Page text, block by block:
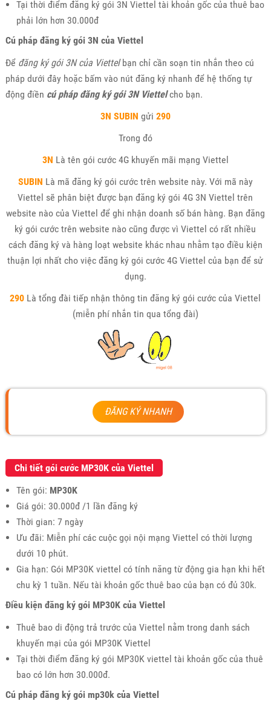
Tại thời điểm đăng ký gói 3N Viettel tài khoản gốc của thuê bao
phải lớn hơn 30.000đ
Cú pháp đăng ký gói 3N của Viettel
Để đăng ký gói 3N của Viettelbạn chỉ cần soạn tin nhắn theo cú
pháp dưới đây hoặc bấm vào nút đăng ký nhanh để hệ thống tự
động điền cú pháp đăng ký gói 3N Viettelcho bạn.
3N SUBIN gửi 290
Trong đó
3N Là tên gói cước 4G khuyến mãi mạng Viettel
SUBIN Là mã đăng ký gói cước trên website này. Với mã này
Viettel sẽ phân biệt được bạn đăng ký gói 4G 3N Viettel trên
website nào của Viettel để ghi nhận doanh số bán hàng. Bạn đăng
ký gói cước trên website nào cũng được vì Viettel có rất nhiều
cách đăng ký và hàng loạt website khác nhau nhằm tạo điều kiện
thuận lợi nhất cho việc đăng ký gói cước 4G Viettel của bạn để sử
dụng.
290 Là tổng đài tiếp nhận thông tin đăng ký gói cước của Viettel
(miễn phí nhắn tin qua tổng đài)
ĐĂNG KÝ NHANH
Chi tiết gói cước MP30K của Viettel
Tên gói: MP30K
Giá gói: 30.000đ /1 lần đăng ký
Thời gian: 7 ngày
Ưu đãi: Miễn phí các cuộc gọi nội mạng Viettel có thời lượng
dưới 10 phút.
Gia hạn: Gói MP30K viettel có tính năng từ động gia hạn khi hết
chu kỳ 1 tuần. Nếu tài khoản gốc thuê bao của bạn có đủ 30k.
Điều kiện đăng ký gói MP30K của Viettel
Thuê bao di động trả trước của Viettel nằm trong danh sách
khuyến mại của gói MP30K Viettel
Tại thời điểm đăng ký gói MP30K viettel tài khoản gốc của thuê
bao có lớn hơn 30.000đ.
Cú pháp đăng ký gói mp30k của Viettel